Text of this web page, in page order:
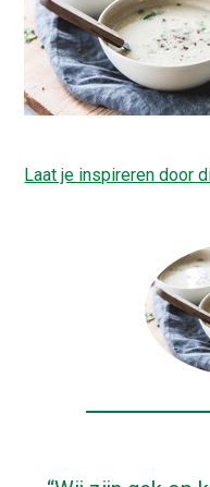
Laat je inspireren door